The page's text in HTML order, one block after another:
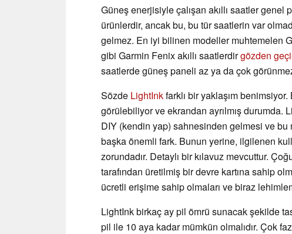
Güneş enerjisiyle çalışan akıllı saatler genel
ürünlerdir, ancak bu, bu tür saatlerin var
gelmez. En iyi bilinen modeller muhtemelen
gibi Garmin Fenix akıllı saatlerdirgözden
saatlerde güneş paneli az ya da çok
Sözde LightInkfarklı bir yaklaşım
görülebiliyor ve ekrandan ayrılmış durumda.
DIY (kendin yap) sahnesinden gelmesi ve bu
başka önemli fark. Bunun yerine, ilgilenen
zorundadır. Detaylı bir kılavuz mevcuttur.
tarafından üretilmiş bir devre kartına sahip
ücretli erişime sahip olmaları ve biraz
LightInk birkaç ay pil ömrü sunacak şekilde
pil ile 10 aya kadar mümkün olmalıdır. Çok